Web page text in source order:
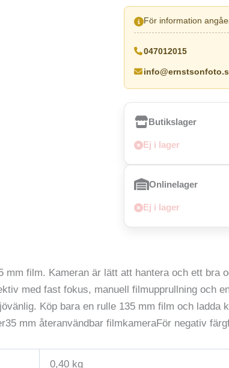
För information
047012015
Butikslager
Ej i lager
Onlinelager
Ej i lager
mm film. Kameran är lätt att hantera och ett bra
med fast fokus, manuell filmupprullning och
Köp bara en rulle 135 mm film och ladda
mm återanvändbar filmkameraFör negativ
0,40 kg